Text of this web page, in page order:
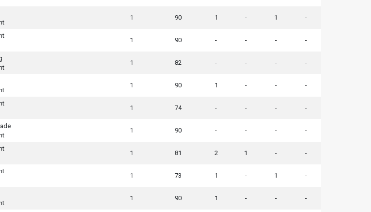
1 90 1 - 1 -
1 90 - - - -
1 82 - - - -
1 90 1 - - -
1 74 - - - -
1 90 - - - -
1 81 2 1 - -
1 73 1 - 1 -
1 90 1 - - -